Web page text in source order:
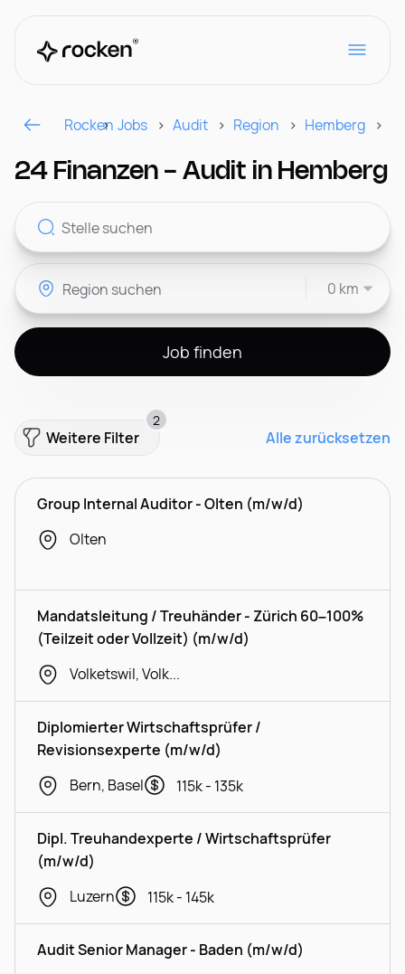
Für Arbeitgeber
CH
Rocken Jobs Audit Region Hemberg
24 Finanzen - Audit in Hemberg
0 km
Job finden
Weitere Filter
2
Alle zurücksetzen
Group Internal Auditor - Olten (m/w/d)
Olten
Mandatsleitung / Treuhänder - Zürich 60–100%
(Teilzeit oder Vollzeit) (m/w/d)
Volketswil, Volketswil
Diplomierter Wirtschaftsprüfer /
Revisionsexperte (m/w/d)
Bern, Basel
115k - 135k
Dipl. Treuhandexperte / Wirtschaftsprüfer
(m/w/d)
Luzern
115k - 145k
Audit Senior Manager - Baden (m/w/d)